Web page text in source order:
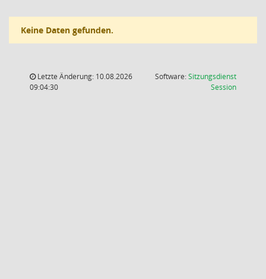
Keine Daten gefunden.
Letzte Änderung: 10.08.2026
09:04:30
Software:Sitzungsdienst
Session(Wird in